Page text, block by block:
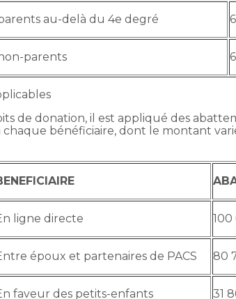
au-delà du 4e degré
parents
de donation, il est appliqué des
bénéficiaire, dont le montant
ligne directe
époux et partenaires de PACS 80
faveur des petits-enfants 31